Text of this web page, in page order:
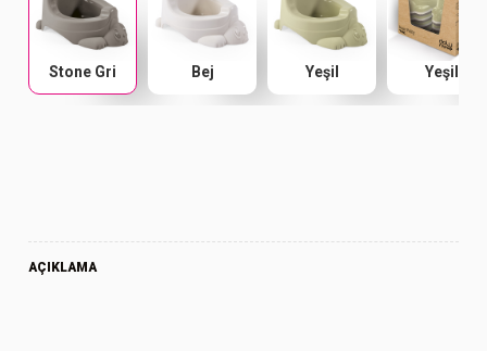
Stone Gri Bej Yeşil Yeşil
AÇIKLAMA